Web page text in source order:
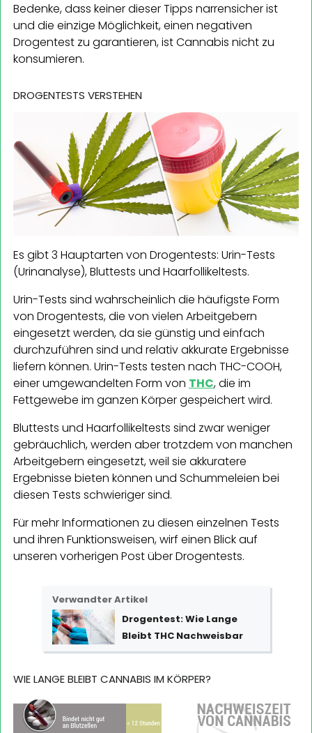
Bedenke, dass keiner dieser Tipps narrensicher ist
und die einzige Möglichkeit, einen negativen
Drogentest zu garantieren, ist Cannabis nicht zu
konsumieren.
DROGENTESTS VERSTEHEN
Es gibt 3 Hauptarten von Drogentests: Urin-Tests
(Urinanalyse), Bluttests und Haarfollikeltests.
Urin-Tests sind wahrscheinlich die häufigste Form
von Drogentests, die von vielen Arbeitgebern
eingesetzt werden, da sie günstig und einfach
durchzuführen sind und relativ akkurate Ergebnisse
liefern können. Urin-Tests testen nach THC-COOH,
einer umgewandelten Form von THC, die im
Fettgewebe im ganzen Körper gespeichert wird.
Bluttests und Haarfollikeltests sind zwar weniger
gebräuchlich, werden aber trotzdem von manchen
Arbeitgebern eingesetzt, weil sie akkuratere
Ergebnisse bieten können und Schummeleien bei
diesen Tests schwieriger sind.
Für mehr Informationen zu diesen einzelnen Tests
und ihren Funktionsweisen, wirf einen Blick auf
unseren vorherigen Post über Drogentests.
Verwandter Artikel
Drogentest: Wie Lange
Bleibt THC Nachweisbar
WIE LANGE BLEIBT CANNABIS IM KÖRPER?